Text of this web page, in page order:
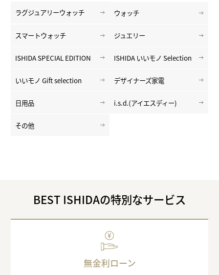
ラグジュアリーウォッチ ウォッチ
スマートウォッチ ジュエリー
ISHIDA SPECIAL EDITION ISHIDA いいモノ Selection
いいモノ Gift selection デザイナーズ家電
日用品 i.s.d.(アイエスディー)
その他
BEST ISHIDAの特別なサービス
無金利ローン